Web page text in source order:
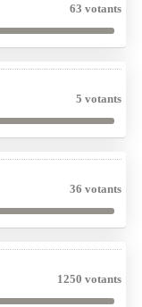
63 votants
5 votants
36 votants
1250 votants